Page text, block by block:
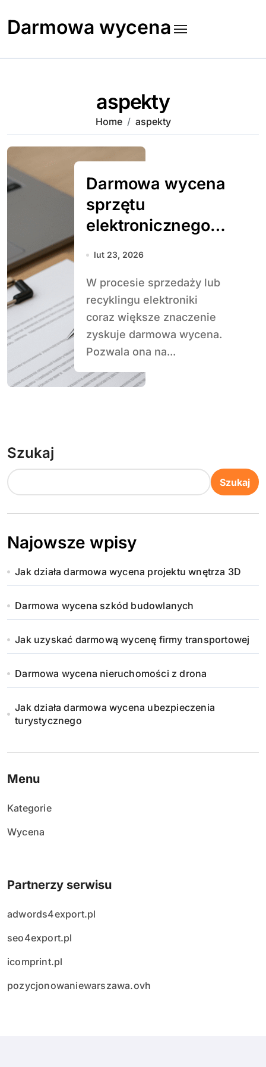
content
Darmowa wycena
aspekty
Home aspekty
Darmowa wycena
sprzętu
elektronicznego –
na co zwrócić
lut 23, 2026
W procesie sprzedaży lub
recyklingu elektroniki
coraz większe znaczenie
zyskuje darmowa wycena.
Pozwala ona na...
Szukaj
Szukaj
Najowsze wpisy
Jak działa darmowa wycena projektu wnętrza 3D
Darmowa wycena szkód budowlanych
Jak uzyskać darmową wycenę firmy transportowej
Darmowa wycena nieruchomości z drona
Jak działa darmowa wycena ubezpieczenia
turystycznego
Menu
Kategorie
Wycena
Partnerzy serwisu
adwords4export.pl
seo4export.pl
icomprint.pl
pozycjonowaniewarszawa.ovh